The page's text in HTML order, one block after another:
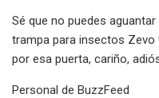
Sé que no puedes
trampa para insectos
por esa puerta, cariño,
Personal de BuzzFeed